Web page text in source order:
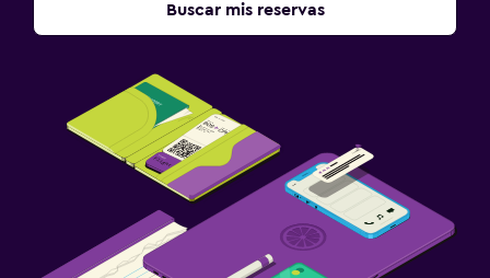
Buscar mis reservas